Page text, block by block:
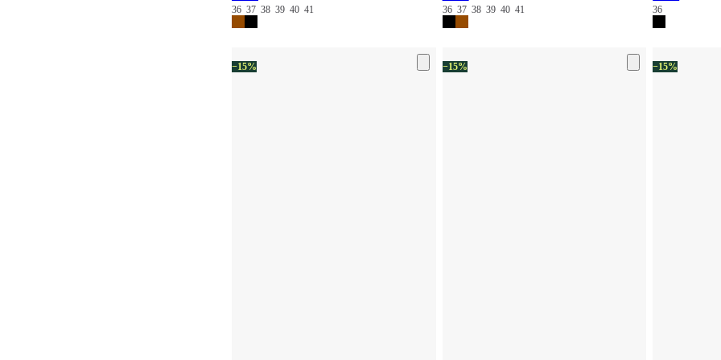
36 37 38 39 40 41 36 37 38 39 40 41 36
−15% −15% −15%